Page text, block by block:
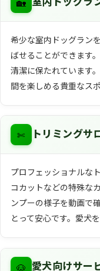
室内ドッグラ
希少な室内ドッグラン
ばせることができます
清潔に保たれています
間を楽しめる貴重なス
✄ トリミングサ
プロフェッショナルな
コカットなどの特殊な
ンプーの様子を動画で
とって安心です。愛犬
🐶 愛犬向けサー